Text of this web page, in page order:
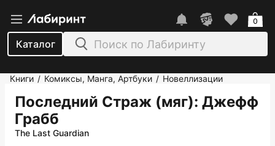
Каталог
0
Книги / Комиксы, Манга, Артбуки / Новеллизации
Последний Страж (мяг): Джефф
Грабб
The Last Guardian